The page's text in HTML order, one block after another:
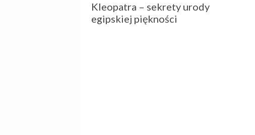
Kleopatra – sekrety urody
egipskiej piękności